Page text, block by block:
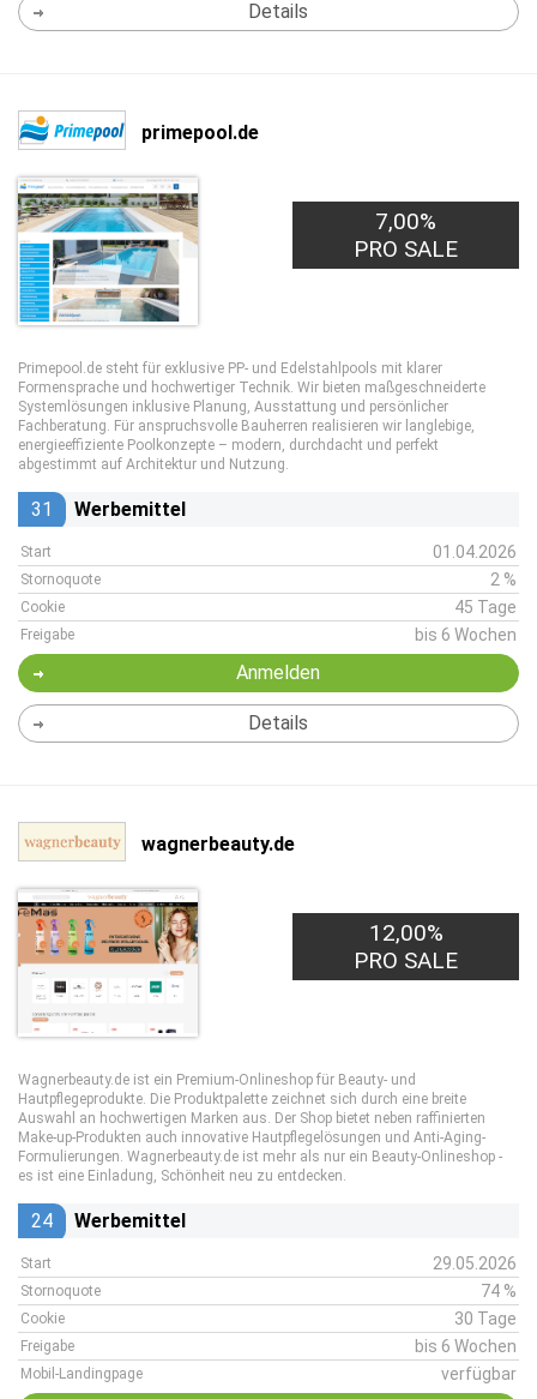
Details
primepool.de
7,00%
PRO SALE
Primepool.de steht für exklusive PP- und Edelstahlpools mit klarer
Formensprache und hochwertiger Technik. Wir bieten maßgeschneiderte
Systemlösungen inklusive Planung, Ausstattung und persönlicher
Fachberatung. Für anspruchsvolle Bauherren realisieren wir langlebige,
energieeffiziente Poolkonzepte – modern, durchdacht und perfekt
abgestimmt auf Architektur und Nutzung.
31 Werbemittel
Start 01.04.2026
Stornoquote 2 %
Cookie 45 Tage
Freigabe bis 6 Wochen
Anmelden
Details
wagnerbeauty.de
12,00%
PRO SALE
Wagnerbeauty.de ist ein Premium-Onlineshop für Beauty- und
Hautpflegeprodukte. Die Produktpalette zeichnet sich durch eine breite
Auswahl an hochwertigen Marken aus. Der Shop bietet neben raffinierten
Make-up-Produkten auch innovative Hautpflegelösungen und Anti-Aging-
Formulierungen. Wagnerbeauty.de ist mehr als nur ein Beauty-Onlineshop -
es ist eine Einladung, Schönheit neu zu entdecken.
24 Werbemittel
Start 29.05.2026
Stornoquote 74 %
Cookie 30 Tage
Freigabe bis 6 Wochen
Mobil-Landingpage verfügbar